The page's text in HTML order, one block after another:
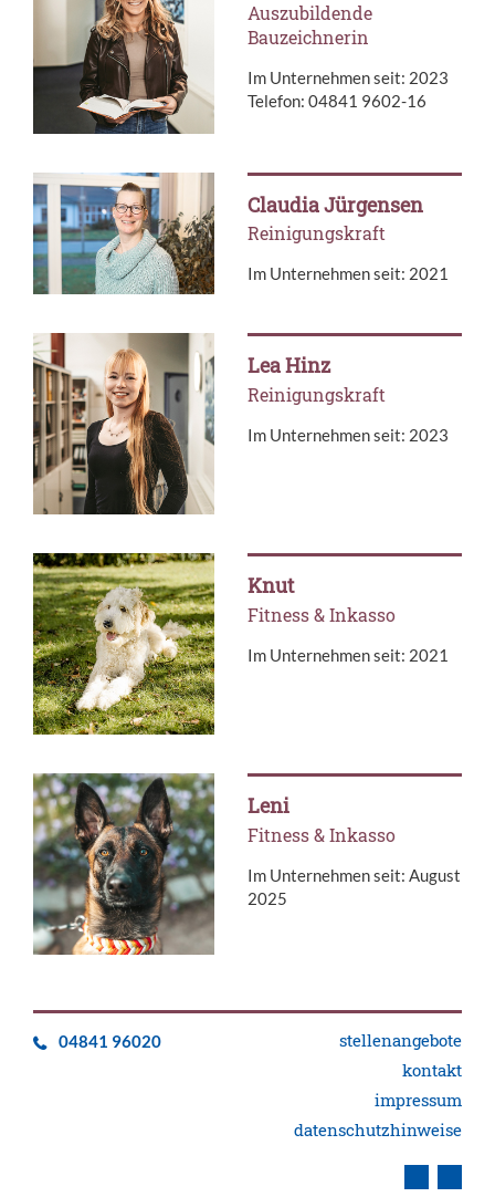
Auszubildende
Bauzeichnerin
Im Unternehmen seit: 2023
Telefon: 04841 9602-16
Claudia Jürgensen
Reinigungskraft
Im Unternehmen seit: 2021
Lea Hinz
Reinigungskraft
Im Unternehmen seit: 2023
Knut
Fitness & Inkasso
Im Unternehmen seit: 2021
Leni
Fitness & Inkasso
Im Unternehmen seit: August
2025
04841 96020
stellenangebote
kontakt
impressum
datenschutzhinweise